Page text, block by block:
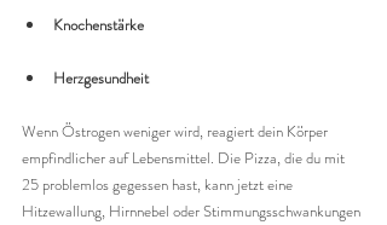
Knochenstärke
Herzgesundheit
Wenn Östrogen weniger wird, reagiert dein Körper
empfindlicher auf Lebensmittel. Die Pizza, die du mit
25 problemlos gegessen hast, kann jetzt eine
Hitzewallung, Hirnnebel oder Stimmungsschwankungen